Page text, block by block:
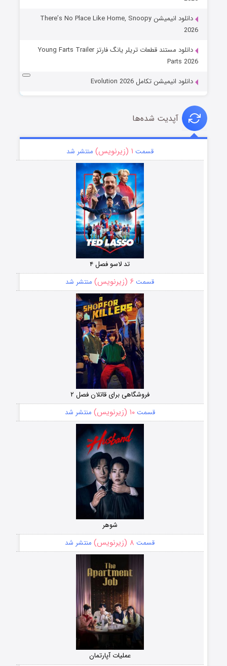
دانلود انیمیشن There’s No Place Like Home, Snoopy
2026
دانلود مستند قطعات تریلر یانگ فارتز Young Farts Trailer
Parts 2026
دانلود انیمیشن تکامل Evolution 2026
آپدیت شده‌ها
قسمت ۱ (زیرنویس) منتشر شد
تد لاسو فصل ۴
قسمت ۶ (زیرنویس) منتشر شد
فروشگاهی برای قاتلان فصل ۲
قسمت۱۰ (زیرنویس) منتشر شد
شوهر
قسمت ۸ (زیرنویس) منتشر شد
عملیات آپارتمان